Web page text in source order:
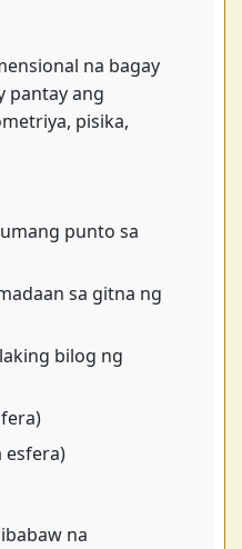
na bagay
pantay ang
pisika,
punto sa
sa gitna ng
bilog ng
esfera)
na